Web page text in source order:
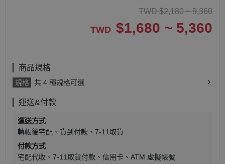
TWD $2,180 ~ 9,360
TWD $1,680 ~ 5,360
商品規格
規格 共 4 種規格可選
運送&付款
運送方式
轉帳後宅配
貨到付款
7-11取貨
付款方式
宅配代收
7-11取貨付款 信用卡 ATM 虛擬帳號